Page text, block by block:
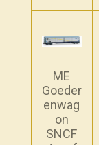
ME
Goeder
enwag
on
SNCF